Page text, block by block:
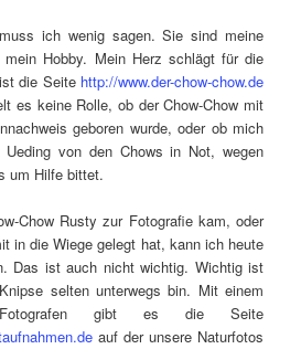
ich wenig sagen. Sie sind meine
Hobby. Mein Herz schlägt für die
die Seite http://www.der-chow-chow.de
es keine Rolle, ob der Chow-Chow mit
geboren wurde, oder ob mich
Ueding von den Chows in Not, wegen
um Hilfe bittet.
Chow Rusty zur Fotografie kam, oder
in die Wiege gelegt hat, kann ich heute
Das ist auch nicht wichtig. Wichtig ist
selten unterwegs bin. Mit einem
Fotografen gibt es die Seite
auf der unsere Naturfotos